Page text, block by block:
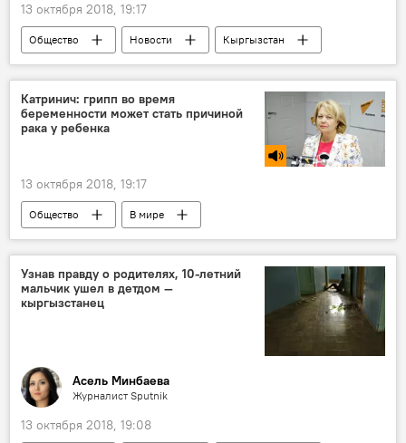
13 октября 2018, 19:17
Общество Новости
Кыргызстан
Мультимедиа
фото
Бишкек
погода
осень
Катринич: грипп во время
беременности может стать причиной
рака у ребенка
13 октября 2018, 19:17
Общество
В мире
Радио Sputnik Кыргызстан
дети
мутация
Узнав правду о родителях, 10-летний
мальчик ушел в детдом —
кыргызстанец
Асель Минбаева
Журналист Sputnik
13 октября 2018, 19:08